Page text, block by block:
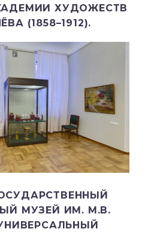
ХУДОЖЕСТВ
(1858–1912).
МУЗЕЙ ИМ. М.В.